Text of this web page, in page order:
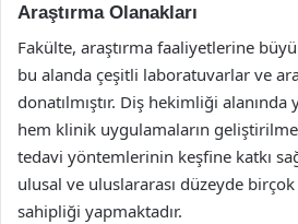
Araştırma Olanakları
Fakülte, araştırma faaliyetlerine
bu alanda çeşitli laboratuvarlar ve
donatılmıştır. Diş hekimliği alanında
hem klinik uygulamaların
tedavi yöntemlerinin keşfine katkı
ulusal ve uluslararası düzeyde
sahipliği yapmaktadır.